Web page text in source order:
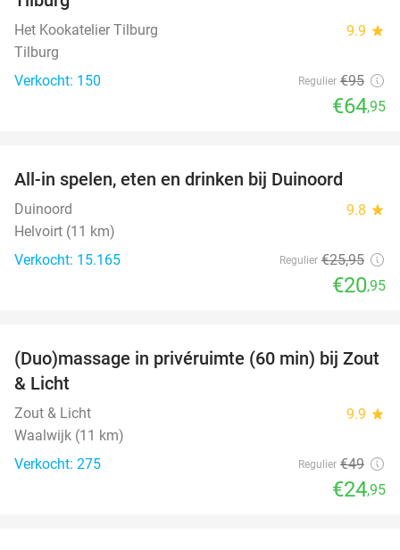
Het Kookatelier Tilburg 9.9 star
Tilburg
Verkocht: 150
Regulier €95
€64,95
All-in spelen, eten en drinken bij Duinoord
Duinoord 9.8 star
Helvoirt (11 km)
Verkocht: 15.165
Regulier €25,95
€20,95
49%
(Duo)massage in privéruimte (60 min) bij Zout
& Licht
Zout & Licht 9.9 star
Waalwijk (11 km)
Verkocht: 275
Regulier €49
€24,95